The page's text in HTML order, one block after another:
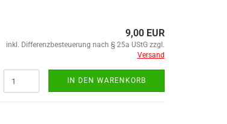
9,00 EUR
inkl. Differenzbesteuerung nach § 25a UStG zzgl.
Versand
IN DEN WARENKORB